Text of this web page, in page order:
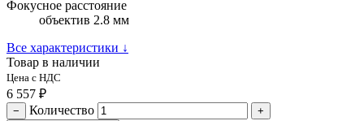
Фокусное расстояние
объектив 2.8 мм
Все характеристики ↓
Товар в наличии
Цена с НДС
6 557 ₽
− Количество +